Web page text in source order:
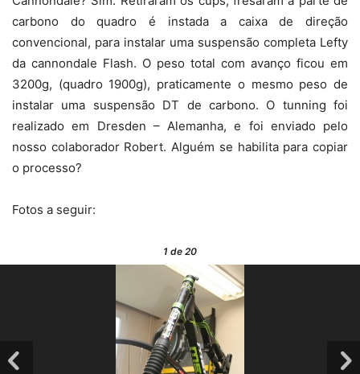
carbono do quadro é instada a caixa de direção
convencional, para instalar uma suspensão completa Lefty
da cannondale Flash. O peso total com avanço ficou em
3200g, (quadro 1900g), praticamente o mesmo peso de
instalar uma suspensão DT de carbono. O tunning foi
realizado em Dresden – Alemanha, e foi enviado pelo
nosso colaborador Robert. Alguém se habilita para copiar
o processo?
Fotos a seguir:
1 de 20